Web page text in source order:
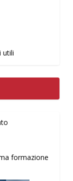
utili
formazione